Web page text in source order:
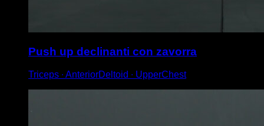
Push up declinanti con zavorra
Triceps ∙ AnteriorDeltoid ∙ UpperChest